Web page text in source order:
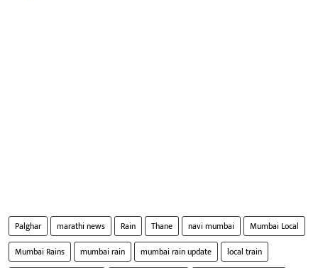
Palghar marathi news Rain Thane navi mumbai
Mumbai Local
Mumbai Rains
mumbai rain mumbai rain update
local train